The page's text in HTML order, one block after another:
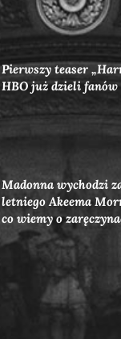
Pierwszy teaser
HBO już dzieli fanów
Madonna wychodzi
letniego Akeema
co wiemy o